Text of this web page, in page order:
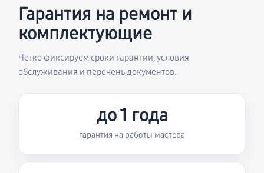
Гарантия на ремонт и
комплектующие
Четко фиксируем сроки гарантии, условия
обслуживания и перечень документов.
до 1 года
гарантия на работы мастера